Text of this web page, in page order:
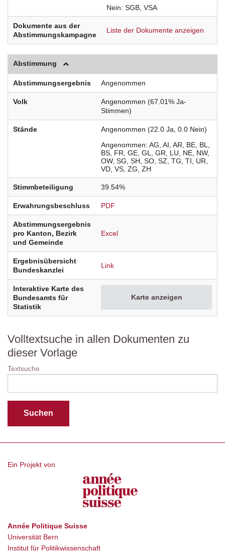
Nein SGB VSA
Dokumente aus der
Abstimmungskampagne
Liste der Dokumente anzeigen
Abstimmung
Abstimmungsergebnis Angenommen
Volk
Angenommen (67.01% Ja-
Stimmen)
Stände
Angenommen (22.0 Ja, 0.0 Nein)
Angenommen AG AI AR BE BL
BS FR GE GL GR LU NE NW
OW SG SH SO SZ TG TI
UR
VD VS ZG ZH
Stimmbeteiligung 39.54%
Erwahrungsbeschluss PDF
Abstimmungsergebnis
pro Kanton, Bezirk
und Gemeinde
Excel
Ergebnisübersicht
Bundeskanzlei
Link
Interaktive Karte des
Bundesamts für
Statistik
Karte anzeigen
Volltextsuche in allen Dokumenten zu
dieser Vorlage
Textsuche
Ein Projekt von
Année Politique Suisse
Universität Bern
Institut für Politikwissenschaft